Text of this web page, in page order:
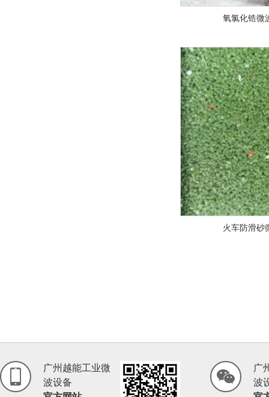
氧氯化锆微
火车防滑砂
广州越能工业微
波设备
广
波